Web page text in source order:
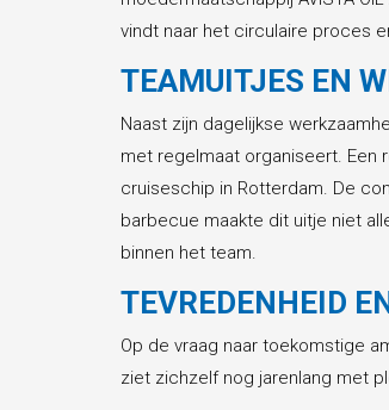
vindt naar het circulaire proces
TEAMUITJES EN
Naast zijn dagelijkse
met regelmaat organiseert. Een
cruiseschip in Rotterdam. De
barbecue maakte dit uitje niet
binnen het team.
TEVREDENHEID
Op de vraag naar toekomstige
ziet zichzelf nog jarenlang met